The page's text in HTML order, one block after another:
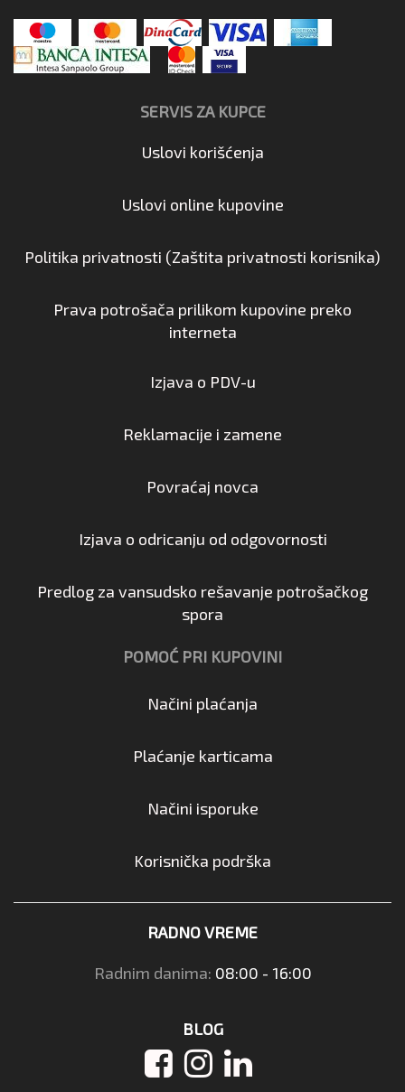
SERVIS ZA KUPCE
Uslovi korišćenja
Uslovi online kupovine
Politika privatnosti (Zaštita privatnosti korisnika)
Prava potrošača prilikom kupovine preko
interneta
Izjava o PDV-u
Reklamacije i zamene
Povraćaj novca
Izjava o odricanju od odgovornosti
Predlog za vansudsko rešavanje potrošačkog
spora
POMOĆ PRI KUPOVINI
Načini plaćanja
Plaćanje karticama
Načini isporuke
Korisnička podrška
RADNO VREME
Radnim danima: 08:00 - 16:00
BLOG